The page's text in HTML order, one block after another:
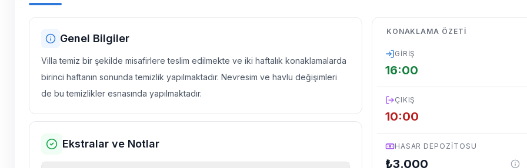
Genel Bilgiler
Villa temiz bir şekilde misafirlere teslim edilmekte ve iki haftalık konaklamalarda
birinci haftanın sonunda temizlik yapılmaktadır. Nevresim ve havlu değişimleri
de bu temizlikler esnasında yapılmaktadır.
Ekstralar ve Notlar
KONAKLAMA ÖZETI
GIRIŞ
16:00
ÇIKIŞ
10:00
HASAR DEPOZITOSU
₺3.000